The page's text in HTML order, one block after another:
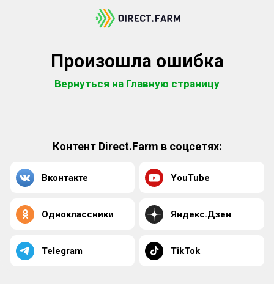
Произошла ошибка
Вернуться на Главную страницу
Контент Direct.Farm в соцсетях:
Вконтакте YouTube
Одноклассники Яндекс.Дзен
Telegram TikTok